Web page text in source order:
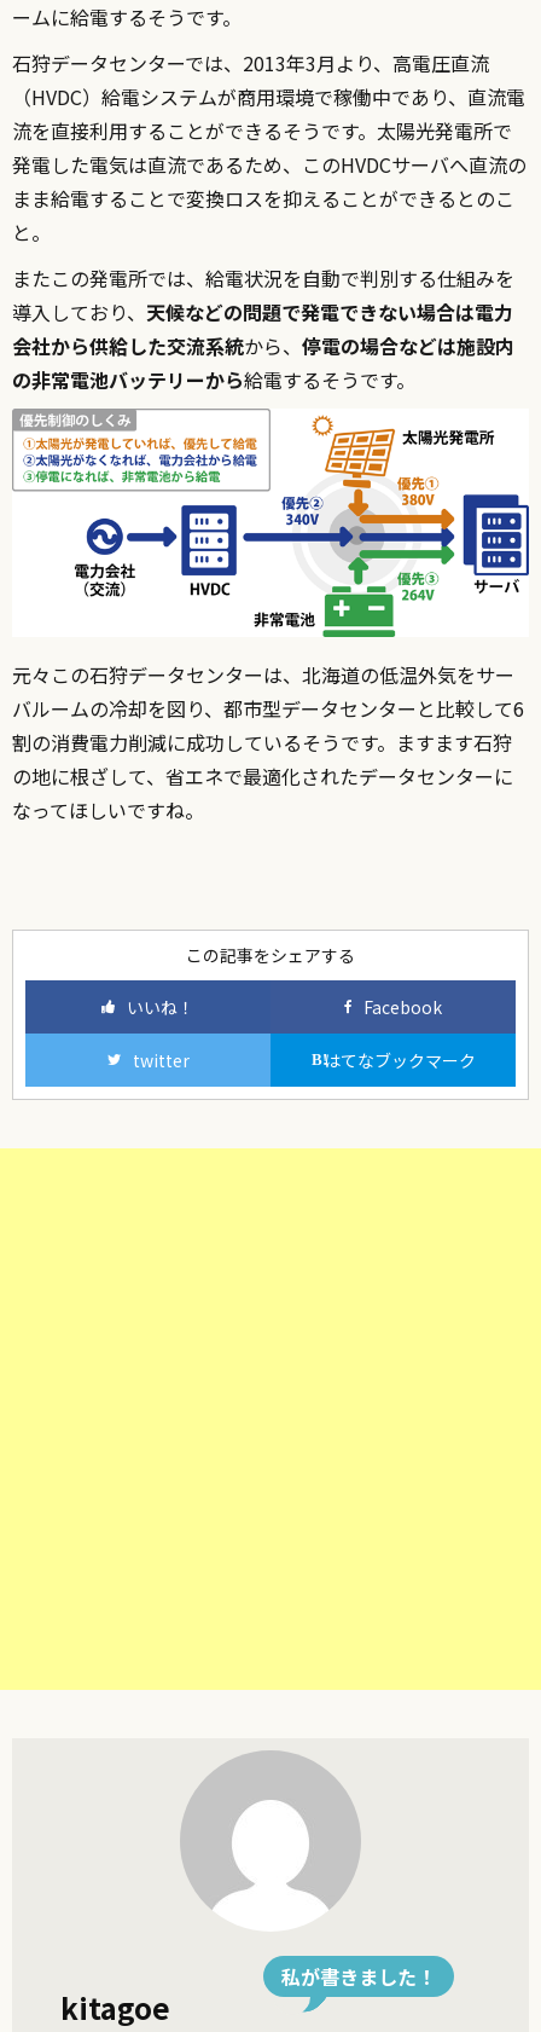
ームに給電するそうです。
石狩データセンターでは、2013年3月より、高電圧直流
（HVDC）給電システムが商用環境で稼働中であり、直流電
流を直接利用することができるそうです。太陽光発電所で
発電した電気は直流であるため、このHVDCサーバへ直流の
まま給電することで変換ロスを抑えることができるとのこ
と。
またこの発電所では、 給電状況を自動で判別する仕組みを
導入しており、 天候などの問題で発電できない場合は電力
会社から供給した交流系統から、 停電の場合などは施設内
の非常電池バッテリーから給電するそうです。
元々この石狩データセンターは、 北海道の低温外気をサー
バルームの冷却を図り、都市型データセンターと比較して6
割の消費電力削減に成功しているそうです。 ますます石狩
の地に根ざして、省エネで最適化されたデータセンターに
なってほしいですね。
この記事をシェアする
私が書きました！
kitagoe